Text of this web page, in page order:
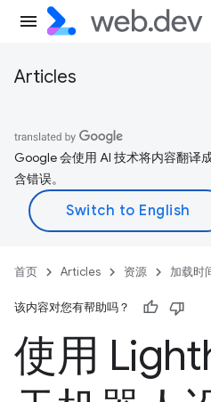
Articles
Google 会使用 AI 技术将内容翻译
含错误。
首页 Articles 资源 加载时
该内容对您有帮助吗？
使用